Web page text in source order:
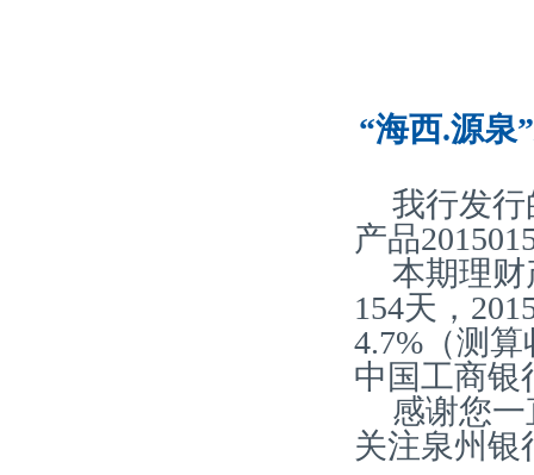
“海西.源泉
我行发行
产品
本期理财
154天，
4.7%（测
中国工商银
感谢您
关注泉州银